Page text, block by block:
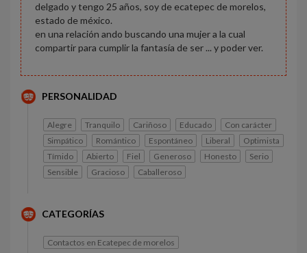
delgado y tengo 25 años, soy de ecatepec de morelos,
estado de méxico.
en una relación ando buscando una mujer a la cual
compartir para cumplir la fantasía de ser ... y poder ver.
PERSONALIDAD
Alegre Tranquilo Cariñoso Educado
Con carácter
Simpático
Romántico Espontáneo Liberal
Optimista
Tímido
Abierto Fiel Generoso Honesto
Serio
Sensible
Gracioso Caballeroso
CATEGORÍAS
Contactos en Ecatepec de morelos